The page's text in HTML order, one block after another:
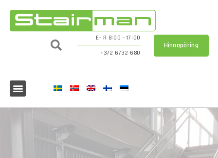
E- R 8:00 - 17:00
+372 6732 680
Hinnapäring